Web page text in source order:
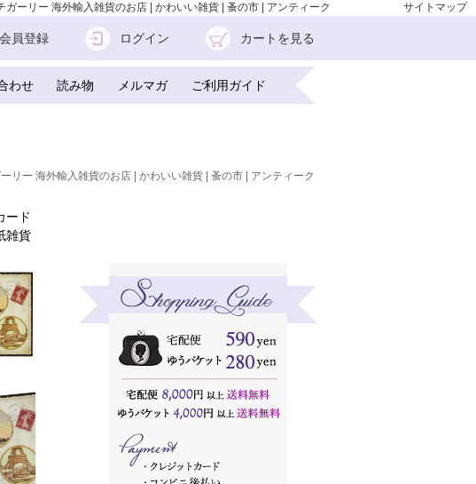
ーリー 海外輸入雑貨のお店 | かわいい雑貨 | 蚤の市 | アンティーク サイトマップ
会員登録 ログイン カートを見る
わせ 読み物 メルマガ ご利用ガイド
リー 海外輸入雑貨のお店 | かわいい雑貨 | 蚤の市 | アンティーク
ード
雑貨
雑貨
雑貨
ル塔
）
雑貨
雑貨
雑貨